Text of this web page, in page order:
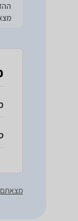
מצאתם